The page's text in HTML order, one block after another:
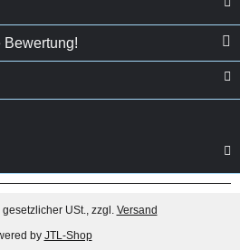
Bewertung!
USt., zzgl. Versand
by JTL-Shop